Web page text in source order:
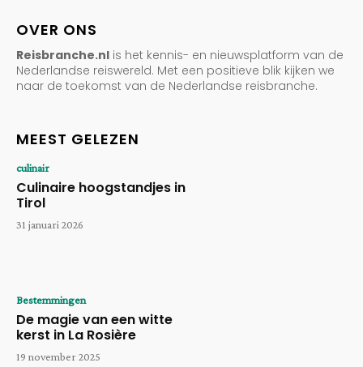
OVER ONS
Reisbranche.nl is het kennis- en nieuwsplatform van de
Nederlandse reiswereld. Met een positieve blik kijken we
naar de toekomst van de Nederlandse reisbranche.
MEEST GELEZEN
culinair
Culinaire hoogstandjes in
Tirol
31 januari 2026
Bestemmingen
De magie van een witte
kerst in La Rosière
19 november 2025